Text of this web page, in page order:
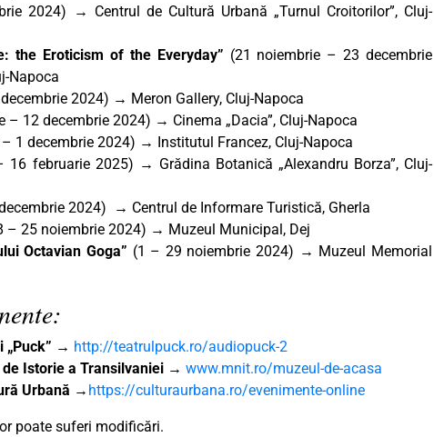
2024) → Centrul de Cultură Urbană „Turnul Croitorilor”, Cluj-
the Eroticism of the Everyday” (21 noiembrie – 23 decembrie
Napoca
2024) → Meron Gallery, Cluj-Napoca
– 12 decembrie 2024) → Cinema „Dacia”, Cluj-Napoca
1 decembrie 2024) → Institutul Francez, Cluj-Napoca
16 februarie 2025) → Grădina Botanică „Alexandru Borza”, Cluj-
2024) → Centrul de Informare Turistică, Gherla
– 25 noiembrie 2024) → Muzeul Municipal, Dej
Octavian Goga” (1 – 29 noiembrie 2024) → Muzeul Memorial
→ http://teatrulpuck.ro/audiopuck-2
Istorie a Transilvaniei → www.mnit.ro/muzeul-de-acasa
Urbană → https://culturaurbana.ro/evenimente-online
poate suferi modificări.